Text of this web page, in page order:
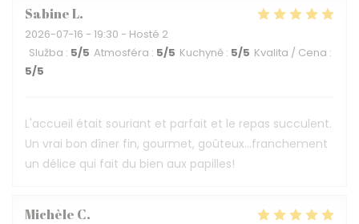
SabineL
2026-07-16 - 19:30 - Hosté 2
Služba : 5/5 Atmosféra : 5/5 Kuchyně : 5/5 Kvalita / Cena :
5/5
L'accueil était souriant et parfait et le repas succulent.
Un vrai bon dîner fin, gourmet, goûteux...franchement
un délice qui fait du bien aux papilles!
Michèle C